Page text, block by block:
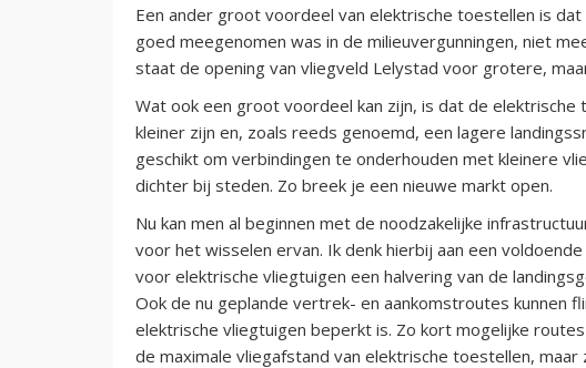
Een ander groot voordeel van elektrische toestellen is
goed meegenomen was in de milieuvergunningen, niet
staat de opening van vliegveld Lelystad voor grotere,
Wat ook een groot voordeel kan zijn, is dat de
kleiner zijn en, zoals reeds genoemd, een lagere
geschikt om verbindingen te onderhouden met kleinere
dichter bij steden. Zo breek je een nieuwe markt open.
Nu kan men al beginnen met de noodzakelijke
voor het wisselen ervan. Ik denk hierbij aan een
voor elektrische vliegtuigen een halvering van de
Ook de nu geplande vertrek- en aankomstroutes kunnen
elektrische vliegtuigen beperkt is. Zo kort mogelijke
de maximale vliegafstand van elektrische toestellen, maar